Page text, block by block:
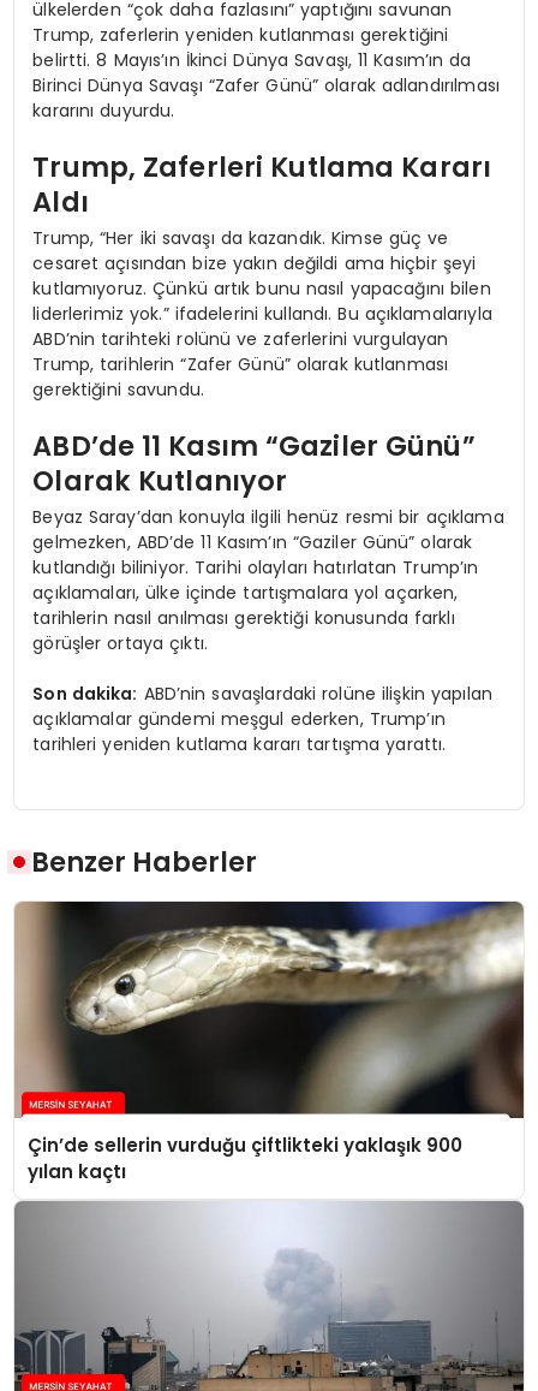
ülkelerden “çok daha fazlasını” yaptığını savunan
Trump, zaferlerin yeniden kutlanması gerektiğini
belirtti. 8 Mayıs’ın İkinci Dünya Savaşı, 11 Kasım’ın da
Birinci Dünya Savaşı “Zafer Günü” olarak adlandırılması
kararını duyurdu.
Trump, Zaferleri Kutlama Kararı
Aldı
Trump, “Her iki savaşı da kazandık. Kimse güç ve
cesaret açısından bize yakın değildi ama hiçbir şeyi
kutlamıyoruz. Çünkü artık bunu nasıl yapacağını bilen
liderlerimiz yok.” ifadelerini kullandı. Bu açıklamalarıyla
ABD’nin tarihteki rolünü ve zaferlerini vurgulayan
Trump, tarihlerin “Zafer Günü” olarak kutlanması
gerektiğini savundu.
ABD’de 11 Kasım “Gaziler Günü”
Olarak Kutlanıyor
Beyaz Saray’dan konuyla ilgili henüz resmi bir açıklama
gelmezken, ABD’de 11 Kasım’ın “Gaziler Günü” olarak
kutlandığı biliniyor. Tarihi olayları hatırlatan Trump’ın
açıklamaları, ülke içinde tartışmalara yol açarken,
tarihlerin nasıl anılması gerektiği konusunda farklı
görüşler ortaya çıktı.
Son dakika: ABD’nin savaşlardaki rolüne ilişkin yapılan
açıklamalar gündemi meşgul ederken, Trump’ın
tarihleri yeniden kutlama kararı tartışma yarattı.
Benzer Haberler
Çin’de sellerin vurduğu çiftlikteki yaklaşık 900
yılan kaçtı